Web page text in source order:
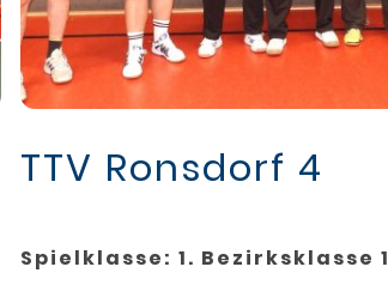
TTV Ronsdorf 4
Spielklasse: 1. Bezirksklasse 1